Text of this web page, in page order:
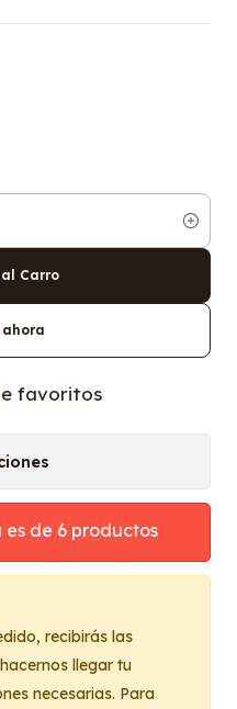
Carro
ahora
favoritos
de 6 productos
recibirás las
llegar tu
necesarias. Para